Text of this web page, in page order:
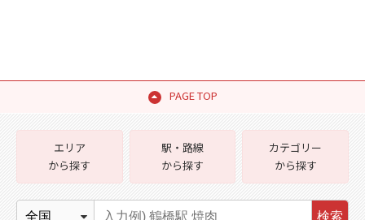
PAGE TOP
エリア
から探す
駅・路線
から探す
カテゴリー
から探す
検索